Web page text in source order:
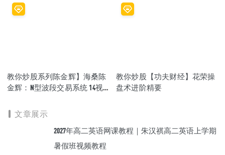
教你炒股系列陈金辉】海桑陈
金辉：N型波段交易系统 14视
教你炒股【功夫财经】花荣操
盘术进阶精要
文章展示
2027年高二英语网课教程｜朱汉祺高二英语上学期
暑假班视频教程